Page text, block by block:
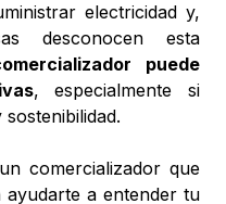
electricidad y,
desconocen esta
puede
, especialmente si
comercializador que
ayudarte a entender tu